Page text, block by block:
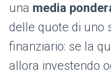
una media
delle quote di uno
finanziario: se la
allora investendo